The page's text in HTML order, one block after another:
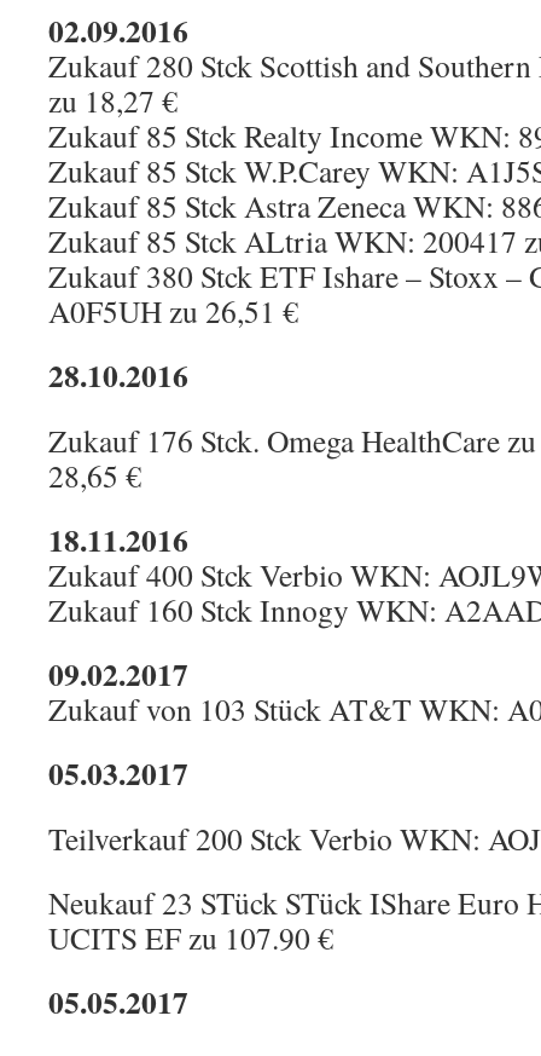
02.09.2016
Zukauf 280 Stck Scottish and
zu 18,27 €
Zukauf 85 Stck Realty Income WKN:
Zukauf 85 Stck W.P.Carey WKN:
Zukauf 85 Stck Astra Zeneca WKN:
Zukauf 85 Stck ALtria WKN: 200417
Zukauf 380 Stck ETF Ishare – Stoxx –
A0F5UH zu 26,51 €
28.10.2016
Zukauf 176 Stck. Omega HealthCare
28,65 €
18.11.2016
Zukauf 400 Stck Verbio WKN:
Zukauf 160 Stck Innogy WKN:
09.02.2017
Zukauf von 103 Stück AT&T WKN:
05.03.2017
Teilverkauf 200 Stck Verbio WKN:
Neukauf 23 STück STück IShare Euro
UCITS EF zu 107.90 €
05.05.2017